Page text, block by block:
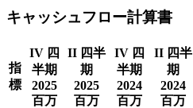
キャッシュフロー計算書
指
標
IV 四
半期
2025
百万
II 四半
期
2025
百万
IV 四
半期
2024
百万
II 四半
期
2024
百万